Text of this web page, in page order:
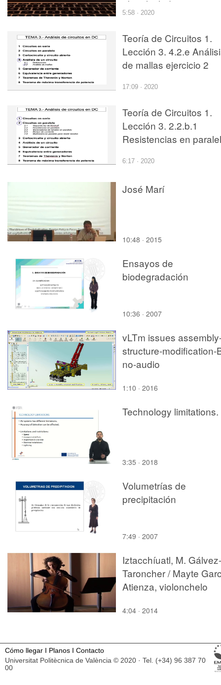
2b calculadora
5:58 · 2020
Teoría de Circuitos 1.
Lección 3. 4.2.e
de mallas ejercicio 2
17:09 · 2020
Teoría de Circuitos 1.
Lección 3. 2.2.b.1
Resistencias en
6:17 · 2020
José Marí
10:48 · 2015
Ensayos de
biodegradación
10:36 · 2007
vLTm issues
structure-modification-
no-audio
1:10 · 2016
Technology limitations.
3:35 · 2018
Volumetrías de
precipitación
7:49 · 2007
Iztacchíuatl, M. Gálvez-
Taroncher / Mayte
Atienza, violonchelo
4:04 · 2014
Cómo llegar I Planos I Contacto
Universitat Politècnica de València © 2020 · Tel. (+34) 96 387 70
00